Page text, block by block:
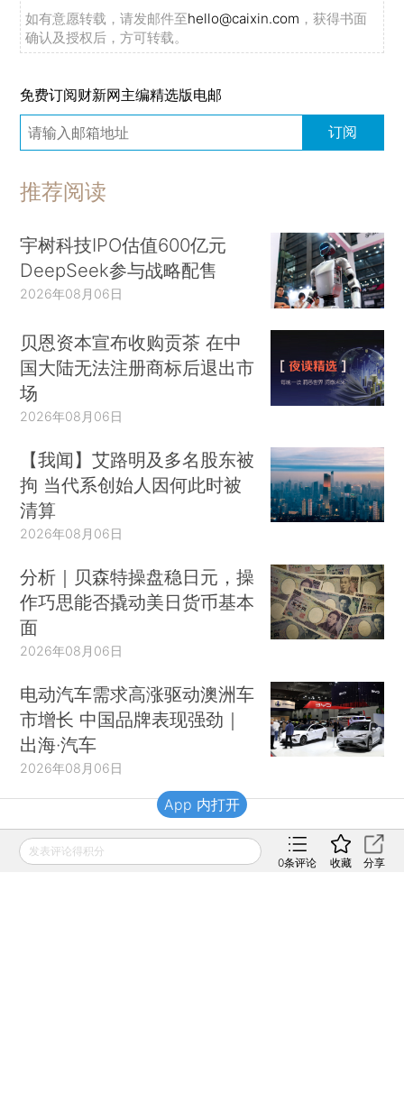
如有意愿转载，请发邮件至hello@caixin.com ，获得书面
确认及授权后，方可转载。
免费订阅财新网主编精选版电邮
订阅
推荐阅读
宇树科技IPO估值600亿元
DeepSeek参与战略配售
2026年08月06日
贝恩资本宣布收购贡茶 在中
国大陆无法注册商标后退出市
场
2026年08月06日
【我闻】艾路明及多名股东被
拘 当代系创始人因何此时被
清算
2026年08月06日
分析｜贝森特操盘稳日元，操
作巧思能否撬动美日货币基本
面
2026年08月06日
电动汽车需求高涨驱动澳洲车
市增长 中国品牌表现强劲｜
出海·汽车
2026年08月06日
财新移动
发表评论得积分
0条评论 收藏 分享
App 内打开